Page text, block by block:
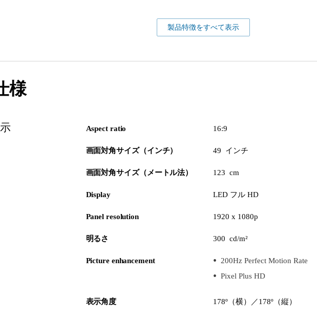
製品特徴をすべて表示
様
Aspect ratio 16:9
画面対角サイズ（インチ） 49 インチ
画面対角サイズ（メートル法） 123 cm
Display LED フル HD
Panel resolution 1920 x 1080p
明るさ 300 cd/m²
Picture enhancement
200Hz Perfect Motion Rate
Pixel Plus HD
表示角度 178º（横）／178º（縦）